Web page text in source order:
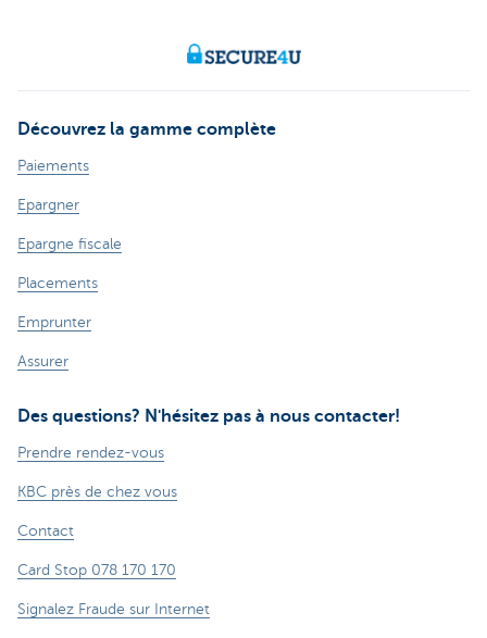
Découvrez la gamme complète
Paiements
Epargner
Epargne fiscale
Placements
Emprunter
Assurer
Des questions? N'hésitez pas à nous contacter!
Prendre rendez-vous
KBC près de chez vous
Contact
Card Stop 078 170 170
Signalez Fraude sur Internet